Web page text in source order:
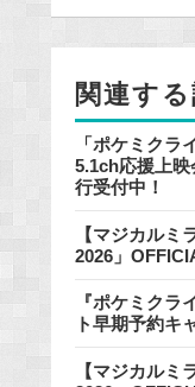
k
関連す
「ポケミク
5.1ch応援上
行受付中！
【マジカルミ
2026」
『ポケミクラ
ト早期予約キ
【マジカルミ